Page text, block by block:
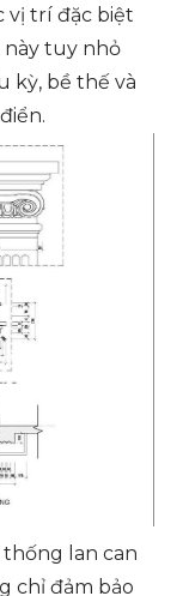
vị trí đặc biệt
này tuy nhỏ
kỳ, bề thế và
thống lan can
chỉ đảm bảo